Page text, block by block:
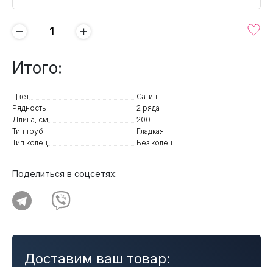
− +
Итого:
Цвет
Сатин
Рядность
2 ряда
Длина, см
200
Тип труб
Гладкая
Тип колец
Без колец
Поделиться в соцсетях:
Доставим ваш товар: